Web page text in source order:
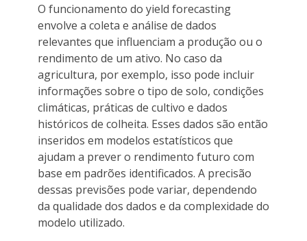
O funcionamento do yield forecasting
envolve a coleta e análise de dados
relevantes que influenciam a produção ou o
rendimento de um ativo. No caso da
agricultura, por exemplo, isso pode incluir
informações sobre o tipo de solo, condições
climáticas, práticas de cultivo e dados
históricos de colheita. Esses dados são então
inseridos em modelos estatísticos que
ajudam a prever o rendimento futuro com
base em padrões identificados. A precisão
dessas previsões pode variar, dependendo
da qualidade dos dados e da complexidade do
modelo utilizado.